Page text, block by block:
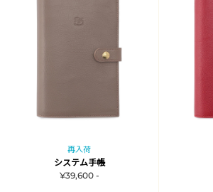
再入荷
システム手帳
¥39,600 -